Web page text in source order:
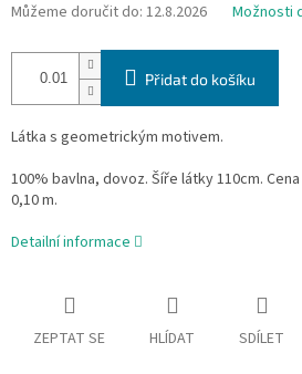
Můžeme doručit do: 12.8.2026 Možnosti
Přidat do košíku
Látka s geometrickým motivem.
100% bavlna, dovoz. Šíře látky 110cm.
0,10 m.
Detailní informace
ZEPTAT SE HLÍDAT SDÍLET